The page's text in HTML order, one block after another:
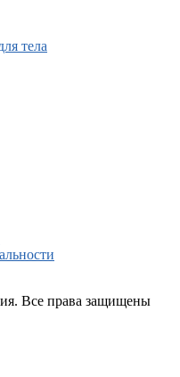
тела
Все права защищены